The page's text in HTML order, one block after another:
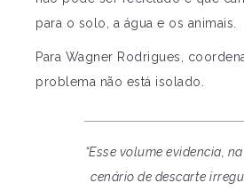
para o solo, a água e os animais.
Para Wagner Rodrigues,
problema não está isolado.
“Esse volume evidencia,
cenário de descarte